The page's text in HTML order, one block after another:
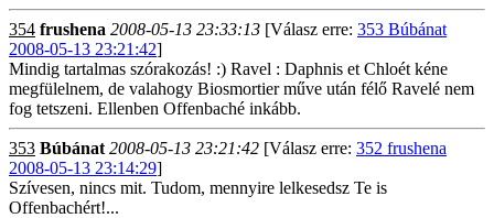
354 frushena 2008-05-13 23:33:13 [Válasz erre: 353 Búbánat
2008-05-13 23:21:42]
Mindig tartalmas szórakozás! :) Ravel : Daphnis et Chloét kéne
megfülelnem, de valahogy Biosmortier műve után félő Ravelé nem
fog tetszeni. Ellenben Offenbaché inkább.
353 Búbánat 2008-05-13 23:21:42 [Válasz erre: 352 frushena
2008-05-13 23:14:29]
Szívesen, nincs mit. Tudom, mennyire lelkesedsz Te is
Offenbachért!...